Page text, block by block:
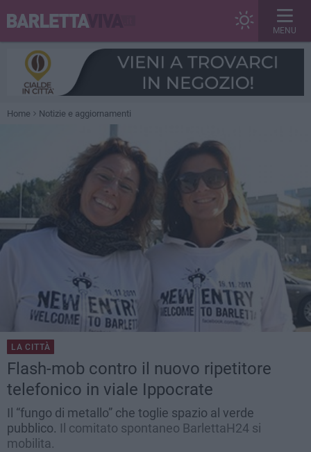
MENU
Home Notizie e aggiornamenti
LA CITTÀ
Flash-mob contro il nuovo ripetitore
telefonico in viale Ippocrate
Il “fungo di metallo” che toglie spazio al verde
pubblico. Il comitato spontaneo BarlettaH24 si
mobilita.